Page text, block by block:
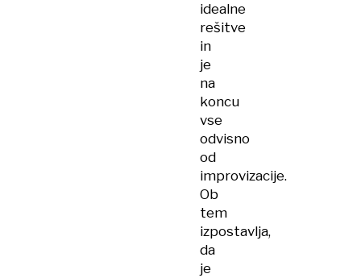
idealne
rešitve
in
je
na
koncu
vse
odvisno
od
improvizacije.
Ob
tem
izpostavlja,
da
je